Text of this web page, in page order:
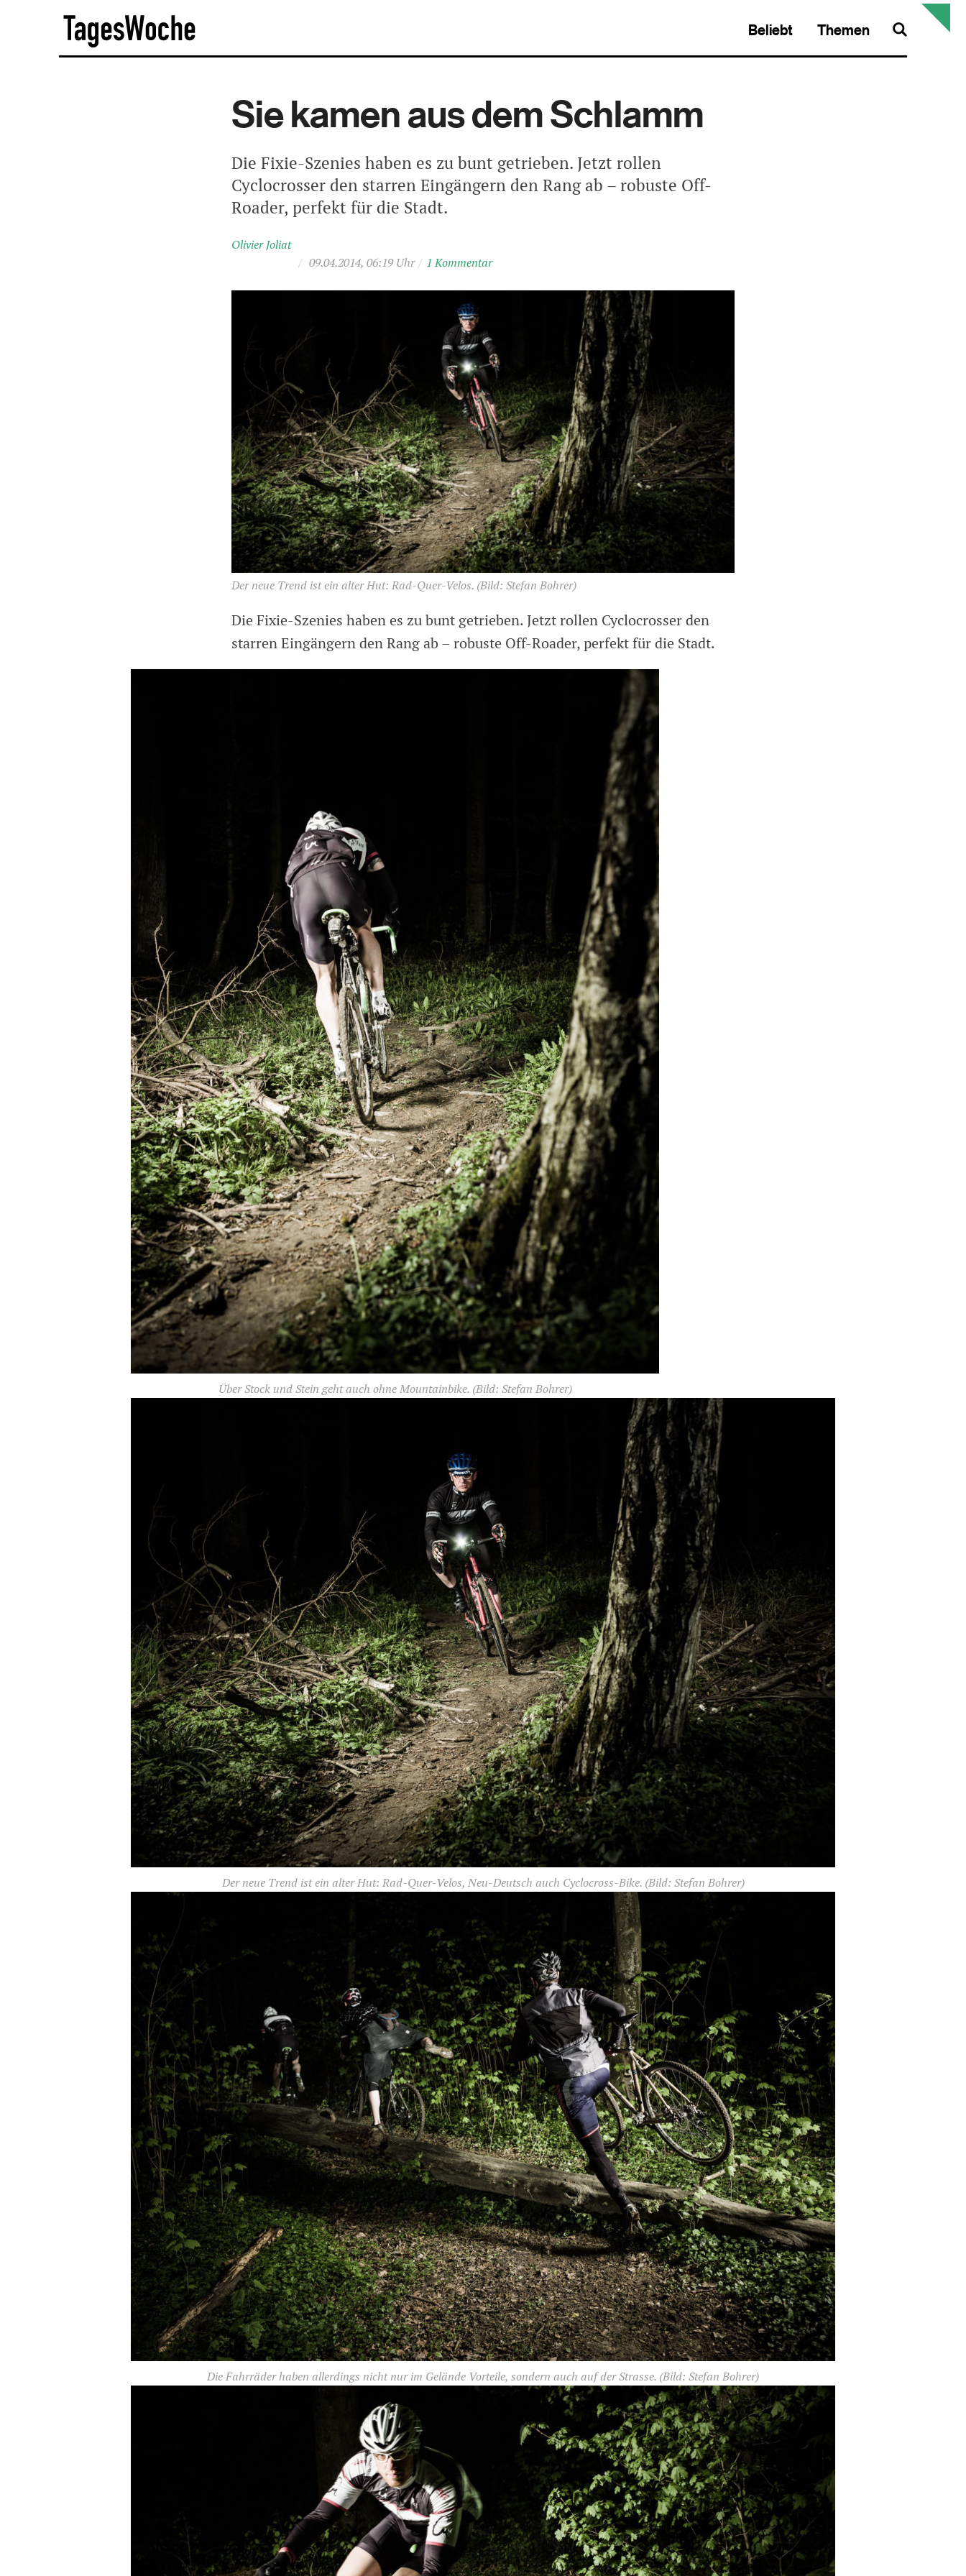
Beliebt Themen
Sie kamen aus dem Schlamm
Die Fixie-Szenies haben es zu bunt getrieben. Jetzt rollen
Cyclocrosser den starren Eingängern den Rang ab – robuste Off-
Roader, perfekt für die Stadt.
Olivier Joliat
/ 09.04.2014, 06:19 Uhr / 1 Kommentar
Der neue Trend ist ein alter Hut: Rad-Quer-Velos. (Bild: Stefan Bohrer)
Die Fixie-Szenies haben es zu bunt getrieben. Jetzt rollen Cyclocrosser den
starren Eingängern den Rang ab – robuste Off-Roader, perfekt für die Stadt.
Über Stock und Stein geht auch ohne Mountainbike.(Bild: Stefan Bohrer)
Der neue Trend ist ein alter Hut: Rad-Quer-Velos, Neu-Deutsch auch Cyclocross-Bike.(Bild: Stefan Bohrer)
Die Fahrräder haben allerdings nicht nur im Gelände Vorteile, sondern auch auf der Strasse. (Bild: Stefan Bohrer)